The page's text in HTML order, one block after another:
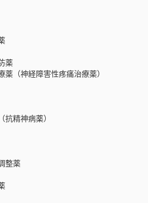
薬
（神経障害性疼痛治療薬）
精神病薬）
整薬